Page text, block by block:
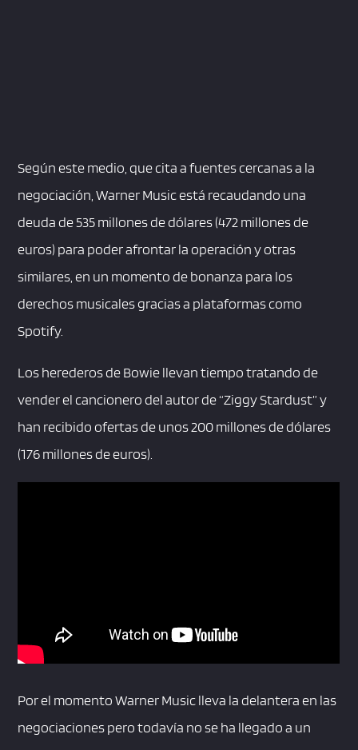
Según este medio, que cita a fuentes cercanas a la
negociación, Warner Music está recaudando una
deuda de 535 millones de dólares (472 millones de
euros) para poder afrontar la operación y otras
similares, en un momento de bonanza para los
derechos musicales gracias a plataformas como
Spotify.
Los herederos de Bowie llevan tiempo tratando de
vender el cancionero del autor de “Ziggy Stardust” y
han recibido ofertas de unos 200 millones de dólares
(176 millones de euros).
Por el momento Warner Music lleva la delantera en las
negociaciones pero todavía no se ha llegado a un